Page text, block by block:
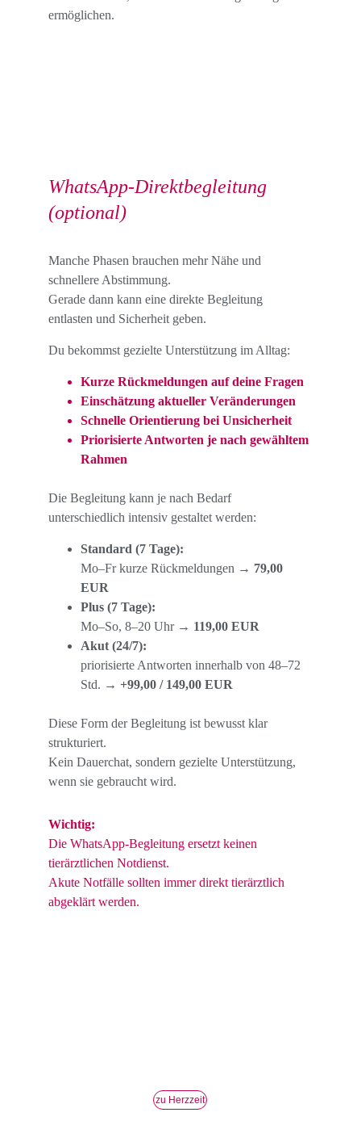
ermöglichen.
WhatsApp-Direktbegleitung
(optional)
Manche Phasen brauchen mehr Nähe und
schnellere Abstimmung.
Gerade dann kann eine direkte Begleitung
entlasten und Sicherheit geben.
Du bekommst gezielte Unterstützung im Alltag:
Kurze Rückmeldungen auf deine Fragen
Einschätzung aktueller Veränderungen
Schnelle Orientierung bei Unsicherheit
Priorisierte Antworten je nach gewähltem
Rahmen
Die Begleitung kann je nach Bedarf
unterschiedlich intensiv gestaltet werden:
Standard (7 Tage):
Mo–Fr kurze Rückmeldungen → 79,00
EUR
Plus (7 Tage):
Mo–So, 8–20 Uhr → 119,00 EUR
Akut (24/7):
priorisierte Antworten innerhalb von 48–72
Std. → +99,00 / 149,00 EUR
Diese Form der Begleitung ist bewusst klar
strukturiert.
Kein Dauerchat, sondern gezielte Unterstützung,
wenn sie gebraucht wird.
Wichtig:
Die WhatsApp-Begleitung ersetzt keinen
tierärztlichen Notdienst.
Akute Notfälle sollten immer direkt tierärztlich
abgeklärt werden.
zu Herzzeit